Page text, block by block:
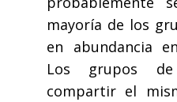
mayoría de los
en abundancia
Los grupos
compartir el